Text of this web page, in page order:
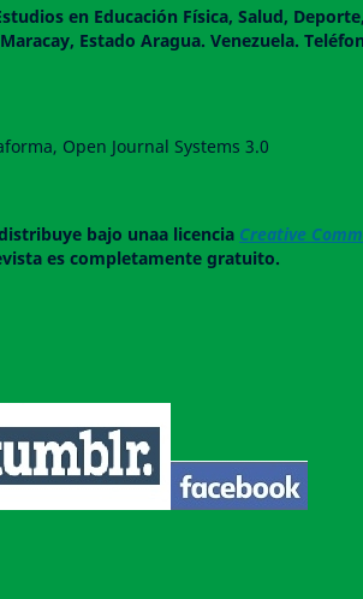
en Educación Física, Salud,
Maracay, Estado Aragua.
Open Journal Systems 3.0
bajo unaa licencia Creative
es completamente gratuito.